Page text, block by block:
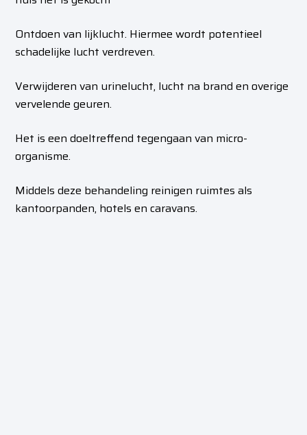
Ontdoen van lijklucht. Hiermee wordt potentieel
schadelijke lucht verdreven.
Verwijderen van urinelucht, lucht na brand en overige
vervelende geuren.
Het is een doeltreffend tegengaan van micro-
organisme.
Middelsdeze behandeling reinigen ruimtes als
kantoorpanden, hotels en caravans.